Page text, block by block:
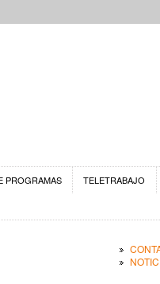
PROGRAMAS TELETRABAJO